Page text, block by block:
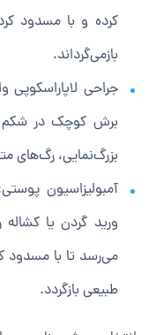
کرده و با مسدود
بازمی‌گرداند.
جراحی
برش کوچک در شکم
بزرگ‌نمایی، رگ‌های
آمبولیزاسیون
ورید گردن یا
می‌رسد تا با مسدود
طبیعی بازگردد.